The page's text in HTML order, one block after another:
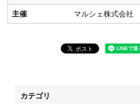
主催 マルシェ株式会社
カテゴリ